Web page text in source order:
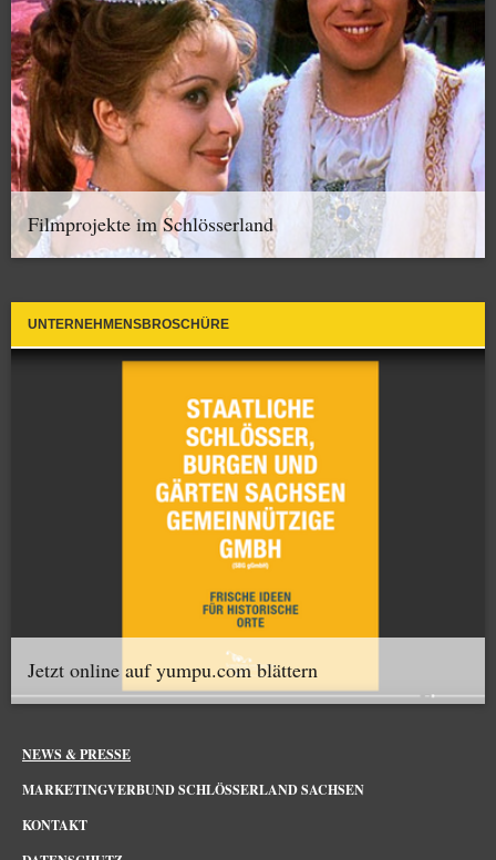
Filmprojekte im Schlösserland
UNTERNEHMENSBROSCHÜRE
Jetzt online auf yumpu.com blättern
NEWS & PRESSE
MARKETINGVERBUND SCHLÖSSERLAND SACHSEN
KONTAKT